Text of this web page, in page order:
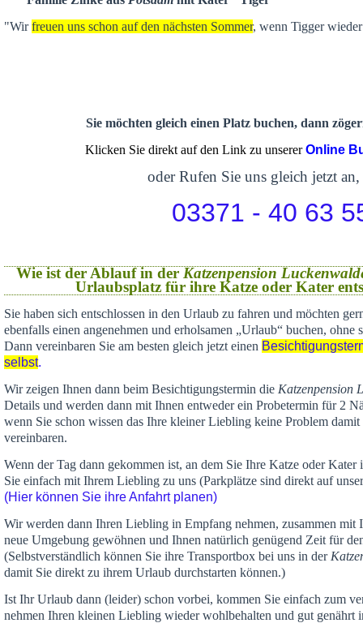
"Wirfreuen uns schon auf den nächsten Sommer, wenn Tigger
Sie möchten gleich einen Platz buchen, dann
Klicken Sie direkt auf den Link zu unsererOnline
oder Rufen Sie uns gleich jetzt an,
03371 - 40 63
Wie ist der Ablauf in der Katzenpension
Urlaubsplatz für ihre Katze oder Kater
Sie haben sich entschlossen in den Urlaub zu fahren und möchten
ebenfalls einen angenehmen und erholsamen „Urlaub“ buchen, ohne
Dann vereinbaren Sie am besten gleich jetzt einen
selbst.
Wir zeigen Ihnen dann beim Besichtigungstermin die Katzenpension
Details und werden dann mit Ihnen entweder ein Probetermin für 2
wenn Sie schon wissen das Ihre kleiner Liebling keine Problem
vereinbaren.
Wenn der Tag dann gekommen ist, an dem Sie Ihre Katze oder
Sie einfach mit Ihrem Liebling zu uns (Parkplätze sind direkt auf
(Hier können Sie ihre Anfahrt planen)
Wir werden dann Ihren Liebling in Empfang nehmen, zusammen mit
neue Umgebung gewöhnen und Ihnen natürlich genügend Zeit für
(Selbstverständlich können Sie ihre Transportbox bei uns in der
damit Sie direkt zu ihrem Urlaub durchstarten können.)
Ist Ihr Urlaub dann (leider) schon vorbei, kommen Sie einfach zum
nehmen Ihren kleinen Liebling wieder wohlbehalten und gut genährt